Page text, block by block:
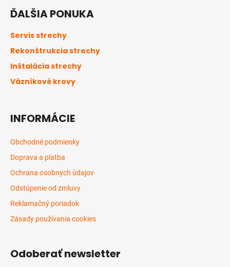
ĎALŠIA PONUKA
Servis strechy
Rekonštrukcia strechy
Inštalácia strechy
Väzníkové krovy
INFORMÁCIE
Obchodné podmienky
Doprava a platba
Ochrana osobných údajov
Odstúpenie od zmluvy
Reklamačný poriadok
Zásady používania cookies
Odoberať newsletter